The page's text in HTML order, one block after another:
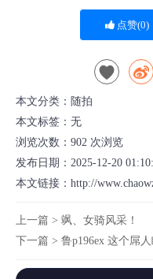
点赞(0)
本文分类： 随拍
本文标签：无
浏览次数： 902 次浏览
发布日期：2025-12-20
本文链接： http://
上一篇 > 飒、女骑风采！
下一篇 > 鲁p196ex 这个屌